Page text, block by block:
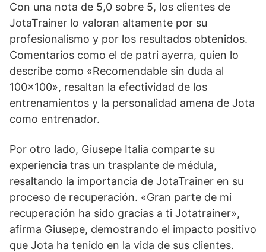
Con una nota de 5,0 sobre 5, los clientes de
JotaTrainer lo valoran altamente por su
profesionalismo y por los resultados obtenidos.
Comentarios como el de patri ayerra, quien lo
describe como «Recomendable sin duda al
100×100», resaltan la efectividad de los
entrenamientos y la personalidad amena de Jota
como entrenador.
Por otro lado, Giusepe Italia comparte su
experiencia tras un trasplante de médula,
resaltando la importancia de JotaTrainer en su
proceso de recuperación. «Gran parte de mi
recuperación ha sido gracias a ti Jotatrainer»,
afirma Giusepe, demostrando el impacto positivo
que Jota ha tenido en la vida de sus clientes.